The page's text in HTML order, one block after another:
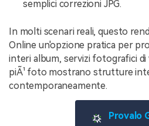
semplici correzioni JPG.
In molti scenari reali, questo
Online un'opzione pratica per
interi album, servizi fotografici di
piÃ¹ foto mostrano strutture
contemporaneamente.
Provalo